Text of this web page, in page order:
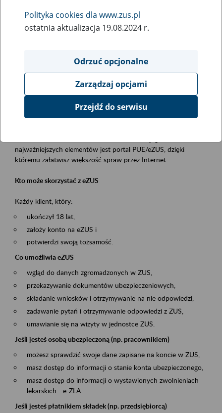
Rodzaj wydarzenia
Szkolenia
Obszar merytoryczny
obsługa klientów
Opis wydarzenia
Platforma Usług Elektronicznych ZUS eZUS
najważniejszych elementów jest portal PUE/eZUS, dzięki
któremu załatwisz większość spraw przez Internet.
Kto może skorzystać z eZUS
Każdy klient, który:
ukończył 18 lat,
założy konto na eZUS i
potwierdzi swoją tożsamość.
Co umożliwia eZUS
wgląd do danych zgromadzonych w ZUS,
przekazywanie dokumentów ubezpieczeniowych,
składanie wniosków i otrzymywanie na nie odpowiedzi,
zadawanie pytań i otrzymywanie odpowiedzi z ZUS,
umawianie się na wizyty w jednostce ZUS.
Jeśli jesteś osobą ubezpieczoną (np. pracownikiem)
możesz sprawdzić swoje dane zapisane na koncie w ZUS,
masz dostęp do informacji o stanie konta ubezpieczonego,
masz dostęp do informacji o wystawionych zwolnieniach
lekarskich - e-ZLA
Jeśli jesteś płatnikiem składek (np. przedsiębiorcą)
Polityka cookies dla www.zus.pl
ostatnia aktualizacja 19.08.2024 r.
Odrzuć opcjonalne
Zarządzaj opcjami
Przejdź do serwisu